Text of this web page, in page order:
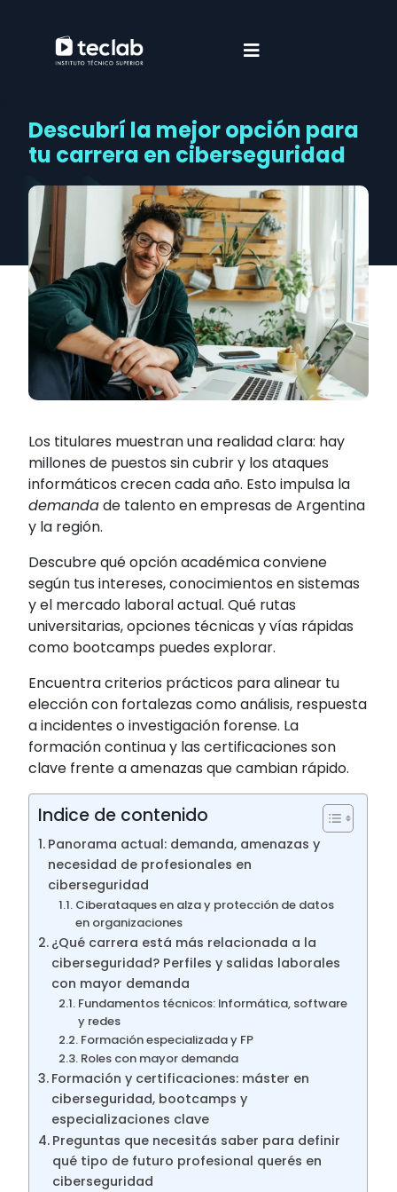
Descubrí la mejor opción para
tu carrera en ciberseguridad
Los titulares muestran una realidad clara: hay
millones de puestos sin cubrir y los ataques
informáticos crecen cada año. Esto impulsa la
demandade talento en empresas de Argentina
y la región.
Descubre qué opción académica conviene
según tus intereses, conocimientos en sistemas
y el mercado laboral actual. Qué rutas
universitarias, opciones técnicas y vías rápidas
como bootcamps puedes explorar.
Encuentra criterios prácticos para alinear tu
elección con fortalezas como análisis, respuesta
a incidentes o investigación forense. La
formación continua y las certificaciones son
clave frente a amenazas que cambian rápido.
Indice de contenido
Panorama actual: demanda, amenazas y
necesidad de profesionales en
ciberseguridad
Ciberataques en alza y protección de datos
en organizaciones
¿Qué carrera está más relacionada a la
ciberseguridad? Perfiles y salidas laborales
con mayor demanda
Fundamentos técnicos: Informática, software
y redes
Formación especializada y FP
Roles con mayor demanda
Formación y certificaciones: máster en
ciberseguridad, bootcamps y
especializaciones clave
Preguntas que necesitás saber para definir
qué tipo de futuro profesional querés en
ciberseguridad